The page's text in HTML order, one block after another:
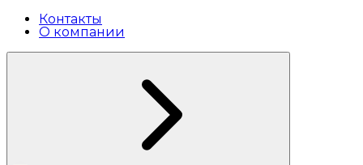
Контакты
О компании